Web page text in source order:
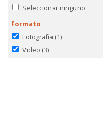
Seleccionar ninguno
Formato
Fotografía (1)
Video (3)